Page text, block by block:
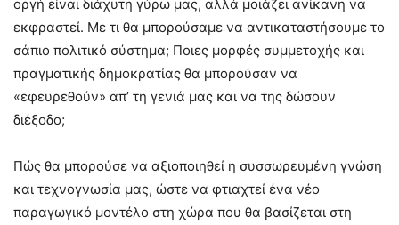
οργή είναι διάχυτη γύρω μας, αλλά μοιάζει ανίκανη να
εκφραστεί. Με τι θα μπορούσαμε να αντικαταστήσουμε το
σάπιο πολιτικό σύστημα; Ποιες μορφές συμμετοχής και
πραγματικής δημοκρατίας θα μπορούσαν να
«εφευρεθούν» απ’ τη γενιά μας και να της δώσουν
διέξοδο;
Πώς θα μπορούσε να αξιοποιηθεί η συσσωρευμένη γνώση
και τεχνογνωσία μας, ώστε να φτιαχτεί ένα νέο
παραγωγικό μοντέλο στη χώρα που θα βασίζεται στη